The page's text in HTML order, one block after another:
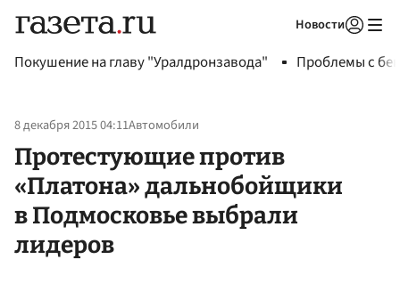
Новости
Покушение на главу "Уралдронзавода" Проблемы с
8 декабря 2015 04:11Автомобили
Протестующие против
«Платона» дальнобойщики
в Подмосковье выбрали
лидеров